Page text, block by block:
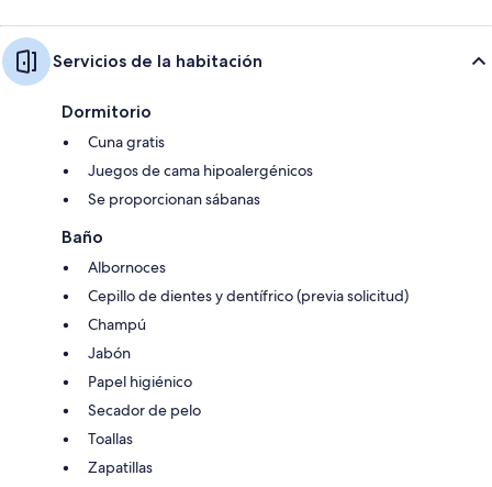
Servicios de la habitación
Dormitorio
Cuna gratis
Juegos de cama hipoalergénicos
Se proporcionan sábanas
Baño
Albornoces
Cepillo de dientes y dentífrico (previa solicitud)
Champú
Jabón
Papel higiénico
Secador de pelo
Toallas
Zapatillas